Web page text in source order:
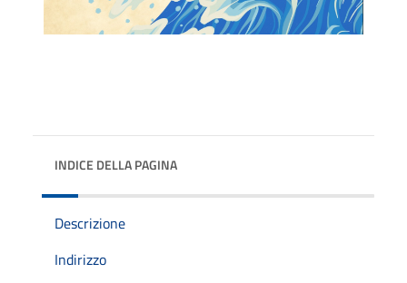
INDICE DELLA PAGINA
Descrizione
Indirizzo